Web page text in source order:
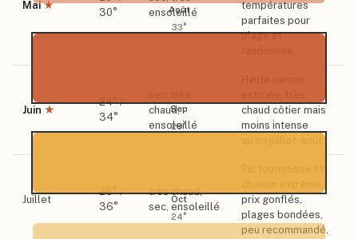
Août
33°
Sep
29°
Oct
24°
Mai ★
30°
ensoleillé
températures
parfaites pour
plage et
Juin ★
24° /
34°
chaud,
ensoleillé
chaud côtier mais
moins intense
Juillet
26° /
36°
très chaud,
sec, ensoleillé
prix gonflés,
plages bondées,
peu recommandé.